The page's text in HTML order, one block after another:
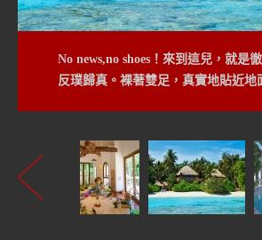
No news,no shoes！來到這兒，就是
反璞歸真。裸著雙足，真實地貼近地